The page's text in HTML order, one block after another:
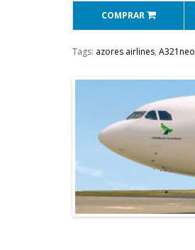
COMPRAR
Tags: azores airlines, A321neo